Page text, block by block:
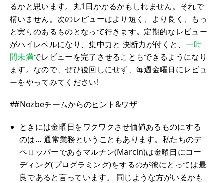
るかと思います。丸1日かかるかもしれません。それで
構いません。次のレビューはより短く、より良く、もっ
と実りのあるものとなって行きます。定期的なレビュー
がハイレベルになり、集中力と 決断力が付くと、一時
間未満でレビューを完了させることもできるようになり
ます。なので、ぜひ後回しにせず、毎週金曜日にレビュ
ーをやってみてください!
##Nozbeチームからのヒント&ワザ
ときには金曜日をワクワクさせ価値あるものにする
のは… 通常業務ということもあります。私たちのデ
ベロッパーであるマルチン(Marcin)は金曜日にコー
ディング(プログラミング)をするのが彼にとっては最
良であると言っています。 同じような方がいるかも